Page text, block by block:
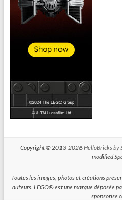
Copyright © 2013-2026HelloBricks by
modified
Toutes les images, photos et créations
auteurs. LEGO® est une marque déposée
sponsorise